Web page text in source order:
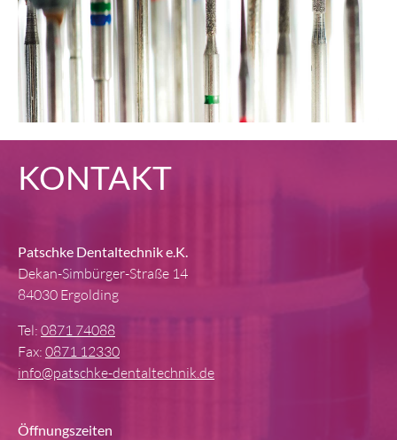
KONTAKT
Patschke Dentaltechnik e.K.
Dekan-Simbürger-Straße 14
84030 Ergolding
Tel: 0871 74088
Fax: 0871 12330
info@patschke-dentaltechnik.de
Öffnungszeiten